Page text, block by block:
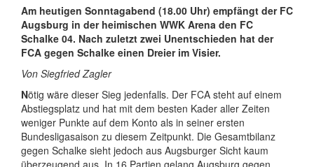
Am heutigen Sonntagabend (18.00 Uhr) empfängt der FC
Augsburg in der heimischen WWK Arena den FC
Schalke 04. Nach zuletzt zwei Unentschieden hat der
FCA gegen Schalke einen Dreier im Visier.
Von Siegfried Zagler
Nötig wäre dieser Sieg jedenfalls. Der FCA steht auf einem
Abstiegsplatz und hat mit dem besten Kader aller Zeiten
weniger Punkte auf dem Konto als in seiner ersten
Bundesligasaison zu diesem Zeitpunkt. Die Gesamtbilanz
gegen Schalke sieht jedoch aus Augsburger Sicht kaum
überzeugend aus. In 16 Partien gelang Augsburg gegen